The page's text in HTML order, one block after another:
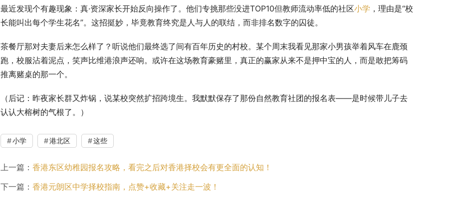
最近发现个有趣现象：真·资深家长开始反向操作了。他们专挑那些没进TOP10但教师流动率低的社区小学 ，理由是“校
长能叫出每个学生花名”。这招挺妙，毕竟教育终究是人与人的联结，而非排名数字的囚徒。
茶餐厅那对夫妻后来怎么样了？听说他们最终选了间有百年历史的村校。某个周末我看见那家小男孩举着风车在鹿颈
跑，校服沾着泥点，笑声比维港浪声还响。或许在这场教育豪赌里，真正的赢家从来不是押中宝的人，而是敢把筹码
推离赌桌的那一个。
（后记：昨夜家长群又炸锅，说某校突然扩招跨境生。我默默保存了那份自然教育社团的报名表——是时候带儿子去
认认大榕树的气根了。）
小学 港北区 这些
上一篇： 香港东区幼稚园报名攻略，看完之后对香港择校会有更全面的认知！
下一篇： 香港元朗区中学择校指南，点赞+收藏+关注走一波！